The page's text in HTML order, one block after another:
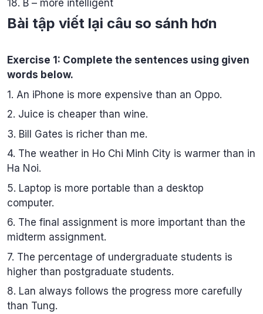
18. B – more intelligent
Bài tập viết lại câu so sánh hơn
Exercise 1: Complete the sentences using given
words below.
1. An iPhone is more expensive than an Oppo.
2. Juice is cheaper than wine.
3. Bill Gates is richer than me.
4. The weather in Ho Chi Minh City is warmer than in
Ha Noi.
5. Laptop is more portable than a desktop
computer.
6. The final assignment is more important than the
midterm assignment.
7. The percentage of undergraduate students is
higher than postgraduate students.
8. Lan always follows the progress more carefully
than Tung.